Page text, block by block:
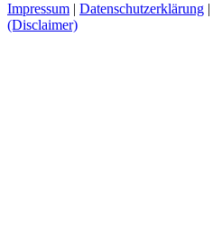
Impressum | Datenschutzerklärung |
(Disclaimer)